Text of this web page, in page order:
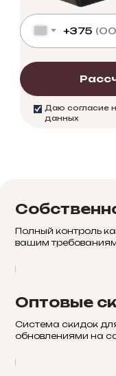
Даю согласие
данных
+375
Полный контроль
вашим
Оптовые
Система скидок
обновлениями на